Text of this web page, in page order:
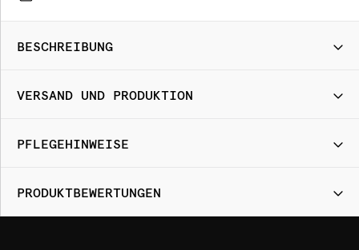
BESCHREIBUNG
VERSAND UND PRODUKTION
PFLEGEHINWEISE
PRODUKTBEWERTUNGEN